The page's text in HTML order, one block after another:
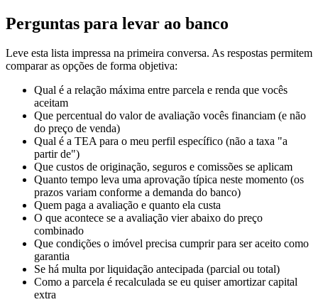
Perguntas para levar ao banco
Leve esta lista impressa na primeira conversa. As respostas permitem
comparar as opções de forma objetiva:
Qual é a relação máxima entre parcela e renda que vocês
aceitam
Que percentual do valor de avaliação vocês financiam (e não
do preço de venda)
Qual é a TEA para o meu perfil específico (não a taxa "a
partir de")
Que custos de originação, seguros e comissões se aplicam
Quanto tempo leva uma aprovação típica neste momento (os
prazos variam conforme a demanda do banco)
Quem paga a avaliação e quanto ela custa
O que acontece se a avaliação vier abaixo do preço
combinado
Que condições o imóvel precisa cumprir para ser aceito como
garantia
Se há multa por liquidação antecipada (parcial ou total)
Como a parcela é recalculada se eu quiser amortizar capital
extra